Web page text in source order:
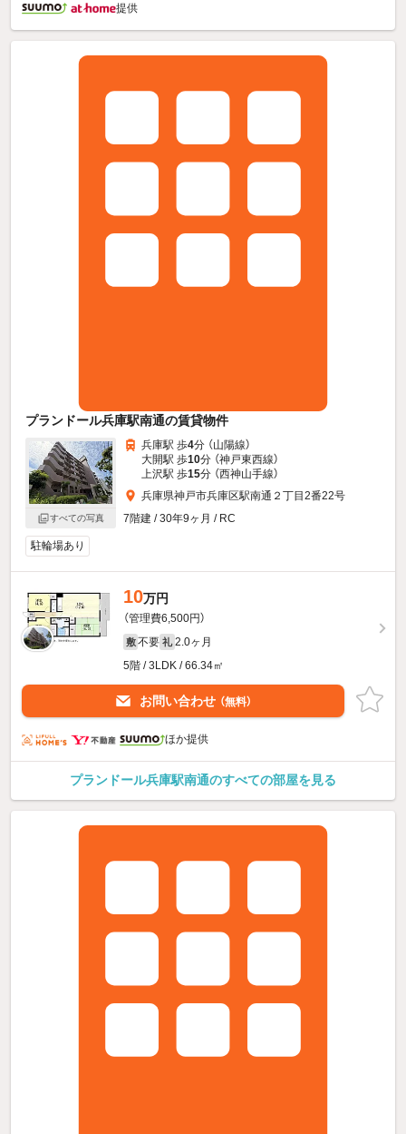
提供
プランドール兵庫駅南通の賃貸物件
すべての写真
兵庫駅 歩4分 （山陽線）
大開駅 歩10分 （神戸東西線）
上沢駅 歩15分 （西神山手線）
兵庫県神戸市兵庫区駅南通２丁目2番22号
7階建 / 30年9ヶ月 / RC
駐輪場あり
10万円
（管理費6,500円）
敷 不要 礼 2.0ヶ月
5階 / 3LDK / 66.34㎡
お問い合わせ （無料）
ほか提供
プランドール兵庫駅南通のすべての部屋を見る